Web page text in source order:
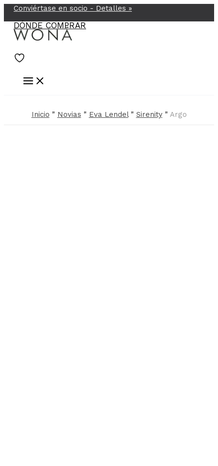
al
contenido
Conviértase en socio - Detalles »
DÓNDE COMPRAR
Inicio " Novias " Eva Lendel" Sirenity" Argo